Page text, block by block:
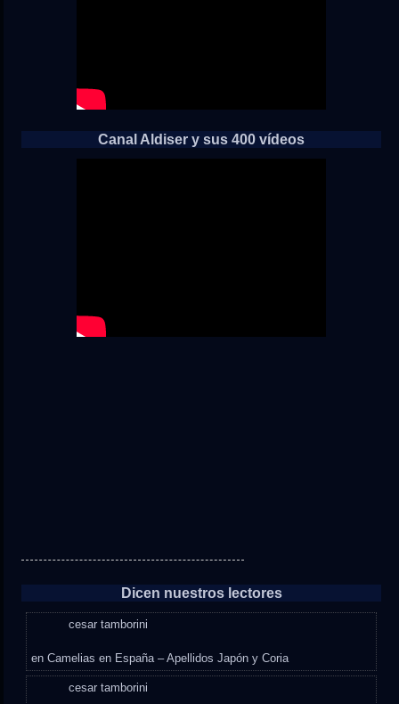
Canal Aldiser y sus 400 vídeos
Dicen nuestros lectores
cesar tamborini
enCamelias en España – Apellidos Japón y Coria
cesar tamborini